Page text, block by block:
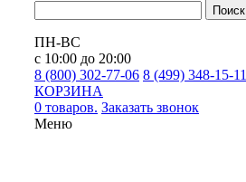
Поиск
ПН-ВС
с 10:00 до 20:00
8 (800) 302-77-06 8 (499) 348-15-11
КОРЗИНА
0 товаров. Заказать звонок
Меню